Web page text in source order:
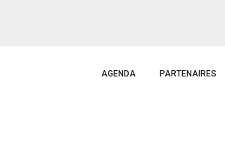
AGENDA PARTENAIRES